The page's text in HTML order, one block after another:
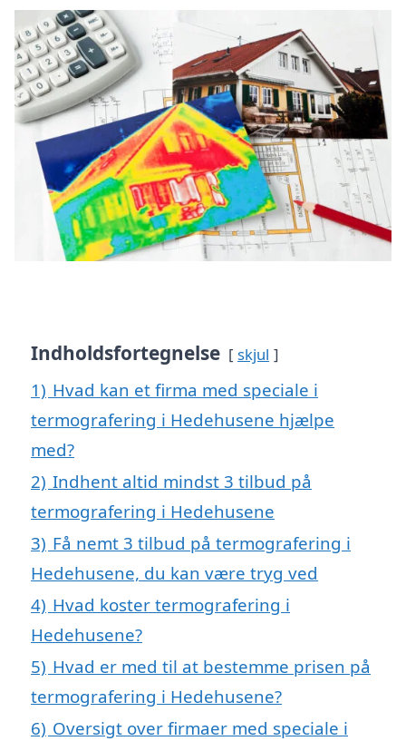
Indholdsfortegnelse skjul
1) Hvad kan et firma med speciale i
termografering i Hedehusene hjælpe
med?
2) Indhent altid mindst 3 tilbud på
termografering i Hedehusene
3) Få nemt 3 tilbud på termografering i
Hedehusene, du kan være tryg ved
4) Hvad koster termografering i
Hedehusene?
5) Hvad er med til at bestemme prisen på
termografering i Hedehusene?
6) Oversigt over firmaer med speciale i